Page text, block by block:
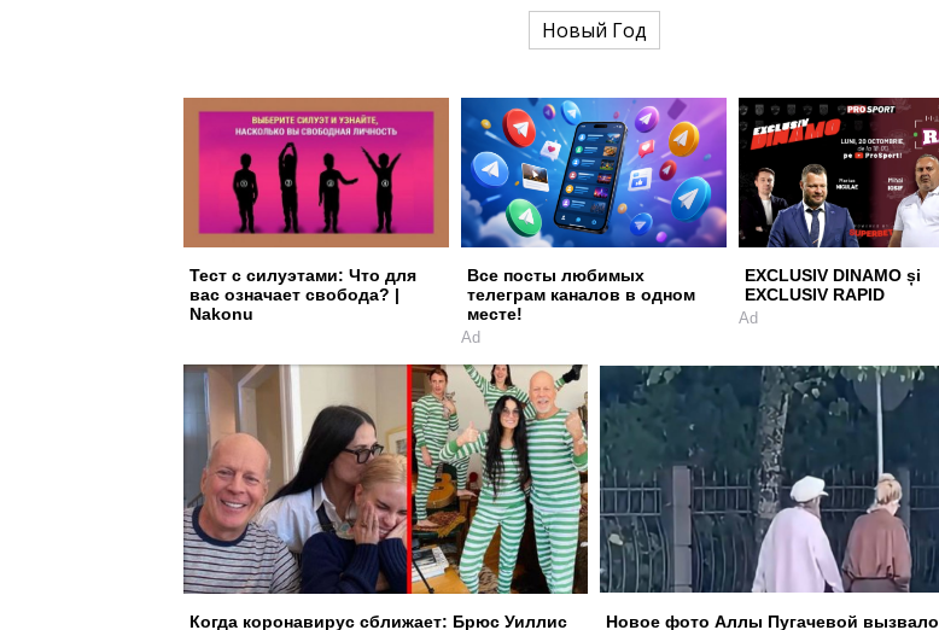
Новый Год
Тест с силуэтами: Что для
вас означает свобода? |
Nakonu
Все посты любимых
телеграм каналов в одном
месте!
Ad
EXCLUSIV DINAMO și
EXCLUSIV RAPID
Ad
Когда коронавирус сближает: Брюс Уиллис
Новое фото Аллы Пугачевой вызвало